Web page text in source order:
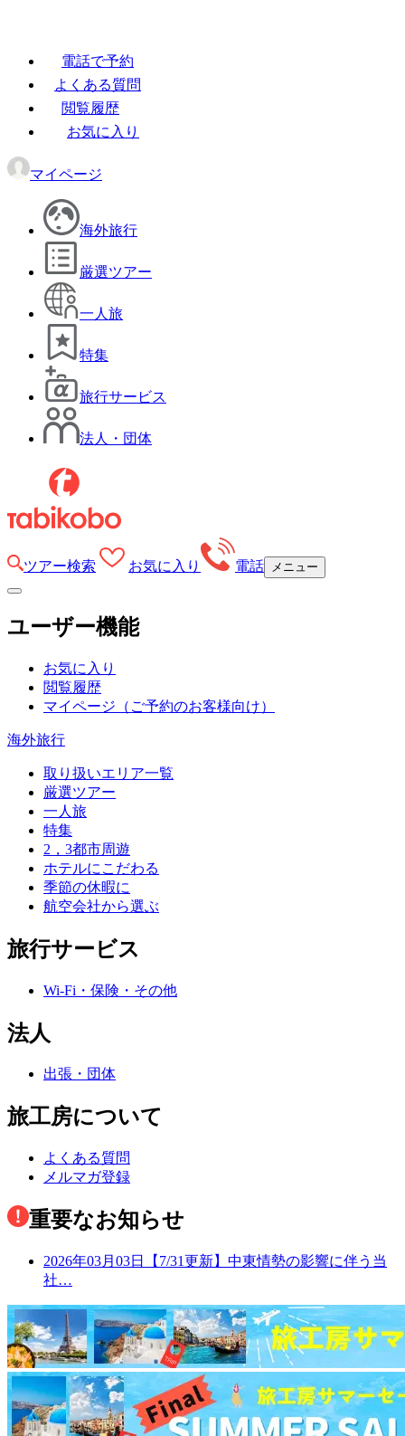
電話で予約
よくある質問
閲覧履歴
お気に入り
マイページ
海外旅行
厳選ツアー
一人旅
特集
旅行サービス
法人・団体
ツアー検索 お気に入り 電話 メニュー
ユーザー機能
お気に入り
閲覧履歴
マイページ （ご予約のお客様向け）
海外旅行
取り扱いエリア一覧
厳選ツアー
一人旅
特集
2，3都市周遊
ホテルにこだわる
季節の休暇に
航空会社から選ぶ
旅行サービス
Wi-Fi・保険・その他
法人
出張・団体
旅工房について
よくある質問
メルマガ登録
重要なお知らせ
2026年03月03日
【7/31更新】中東情勢の影響に伴う当
社…